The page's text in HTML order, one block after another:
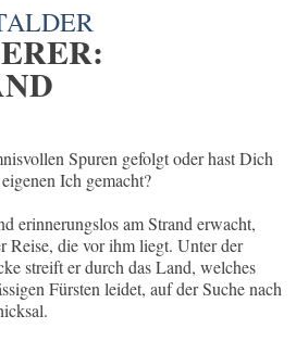
Spuren gefolgt oder hast Dich
Ich gemacht?
erinnerungslos am Strand erwacht,
Reise, die vor ihm liegt. Unter der
streift er durch das Land, welches
Fürsten leidet, auf der Suche nach